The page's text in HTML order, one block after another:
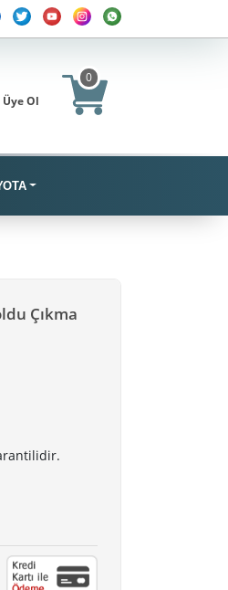
Üye Ol
0
Çıkma